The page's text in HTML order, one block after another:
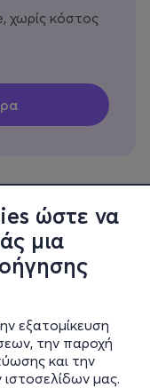
ώστε να
μια
εξατομίκευση
την παροχή
και την
μας.
χωρίς κόστος